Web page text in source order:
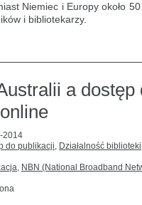
Niemiec i Europy około
i bibliotekarzy.
a dostęp
2014
do publikacji, Działalność biblioteki
, NBN (National Broadband